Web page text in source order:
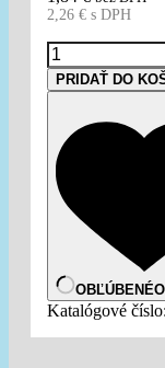
2,26 € s DPH
množstvo
PETEC
Brúsna
PRIDAŤ DO
OBĽÚBENÉ
Katalógové číslo: